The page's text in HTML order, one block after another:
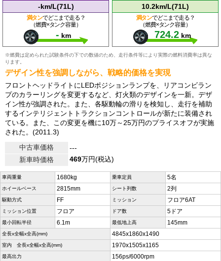
-km/L(71L)
満タンでどこまで走る？
（燃費×タンク容量）
- km
10.2km/L(71L)
満タンでどこまで走る？
（燃費×タンク容量）
724.2 km
※燃費は定められた試験条件の下での数値のため、走行条件等により実際の燃料消費率は異な
ります。
デザイン性を強調しながら、戦略的価格を実現
フロントヘッドライトにLEDポジションランプを、リアコンビラン
プのカラーリングを変更するなど、灯火類のデザインを一新。デザ
イン性が強調された。また、各駆動輪の滑りを検知し、走行を補助
するインテリジェントトラクションコントロールが新たに装備され
ている。また、この変更を機に10万～25万円のプライスオフが実施
された。(2011.3)
中古車価格
---
新車時価格
469万円(税込)
車両重量 1680kg 乗車定員 5名
ホイールベース 2815mm シート列数 2列
駆動方式 FF ミッション フロア6AT
ミッション位置 フロア ドア数 5ドア
最小回転半径 6.1m 最低地上高 145mm
全長x全幅x全高(mm) 4845x1860x1490
室内 全長x全幅x全高(mm) 1970x1505x1165
最高出力 156ps/6000rpm